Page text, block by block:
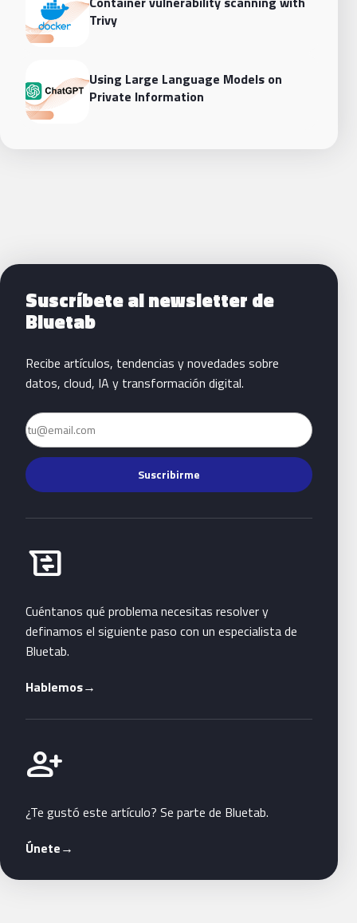
Trivy
Using Large Language Models on
Private Information
Siguientes pasos con Bluetab
Suscríbete al newsletter de
Bluetab
Recibe artículos, tendencias y novedades sobre
datos, cloud, IA y transformación digital.
Email
Suscribirme
business_messages
Habla con Bluetab
Cuéntanos qué problema necesitas resolver y
definamos el siguiente paso con un especialista de
Bluetab.
Hablemos→
person_add
Únete a Bluetab
¿Te gustó este artículo? Se parte de Bluetab.
Únete→